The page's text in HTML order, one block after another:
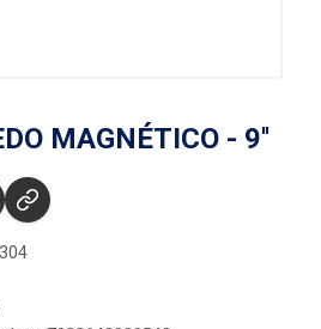
MAGNÉTICO - 9''